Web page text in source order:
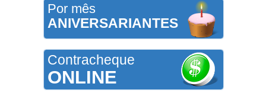
Por mês
ANIVERSARIANTES
Contracheque
ONLINE